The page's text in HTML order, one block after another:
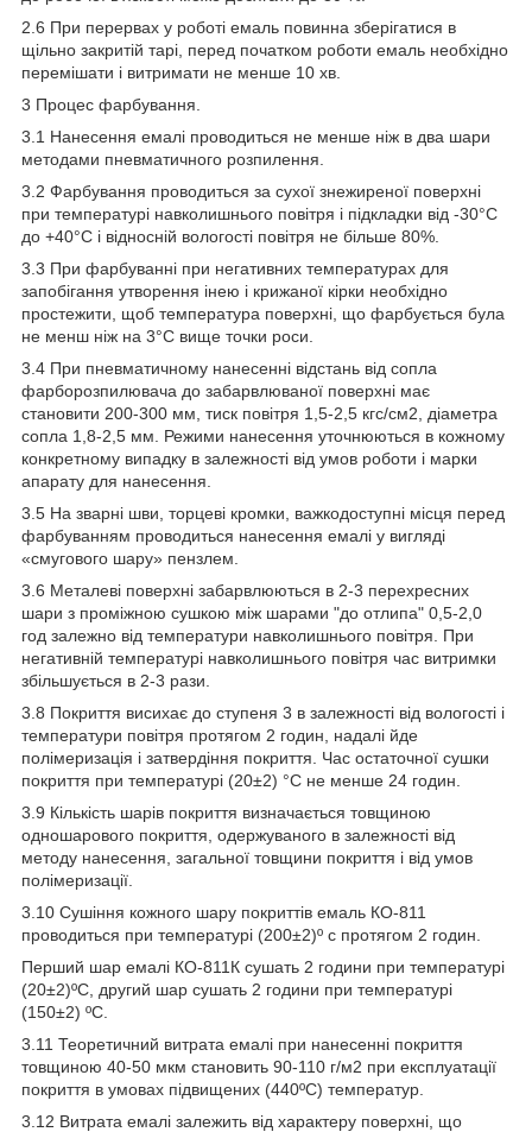
2.6 При перервах у роботі емаль повинна зберігатися в
щільно закритій тарі, перед початком роботи емаль необхідно
перемішати і витримати не менше 10 хв.
3 Процес фарбування.
3.1 Нанесення емалі проводиться не менше ніж в два шари
методами пневматичного розпилення.
3.2 Фарбування проводиться за сухої знежиреної поверхні
при температурі навколишнього повітря і підкладки від -30°С
до +40°С і відносній вологості повітря не більше 80%.
3.3 При фарбуванні при негативних температурах для
запобігання утворення інею і крижаної кірки необхідно
простежити, щоб температура поверхні, що фарбується була
не менш ніж на 3°С вище точки роси.
3.4 При пневматичному нанесенні відстань від сопла
фарборозпилювача до забарвлюваної поверхні має
становити 200-300 мм, тиск повітря 1,5-2,5 кгс/см2 , діаметра
сопла 1,8-2,5 мм. Режими нанесення уточнюються в кожному
конкретному випадку в залежності від умов роботи і марки
апарату для нанесення.
3.5 На зварні шви, торцеві кромки, важкодоступні місця перед
фарбуванням проводиться нанесення емалі у вигляді
«смугового шару» пензлем.
3.6 Металеві поверхні забарвлюються в 2-3 перехресних
шари з проміжною сушкою між шарами "до отлипа" 0,5-2,0
год залежно від температури навколишнього повітря. При
негативній температурі навколишнього повітря час витримки
збільшується в 2-3 рази.
3.8 Покриття висихає до ступеня 3 в залежності від вологості і
температури повітря протягом 2 годин, надалі йде
полімеризація і затвердіння покриття. Час остаточної сушки
покриття при температурі (20±2) °С не менше 24 годин.
3.9 Кількість шарів покриття визначається товщиною
одношарового покриття, одержуваного в залежності від
методу нанесення, загальної товщини покриття і від умов
полімеризації.
3.10 Сушіння кожного шару покриттів емаль КО-811
проводиться при температурі (200±2)º с протягом 2 годин.
Перший шар емалі КО-811К сушать 2 години при температурі
(20±2)ºС, другий шар сушать 2 години при температурі
(150±2) ºС.
3.11 Теоретичний витрата емалі при нанесенні покриття
товщиною 40-50 мкм становить 90-110 г/м2 при експлуатації
покриття в умовах підвищених (440ºС) температур.
3.12 Витрата емалі залежить від характеру поверхні, що